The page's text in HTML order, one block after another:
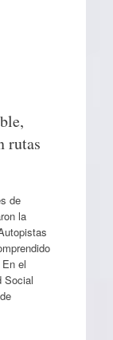
rutas
de
la
el
Social